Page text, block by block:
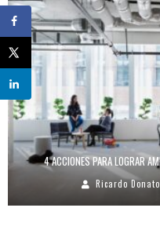
4 ACCIONES PARA LOGRAR
Ricardo Donato